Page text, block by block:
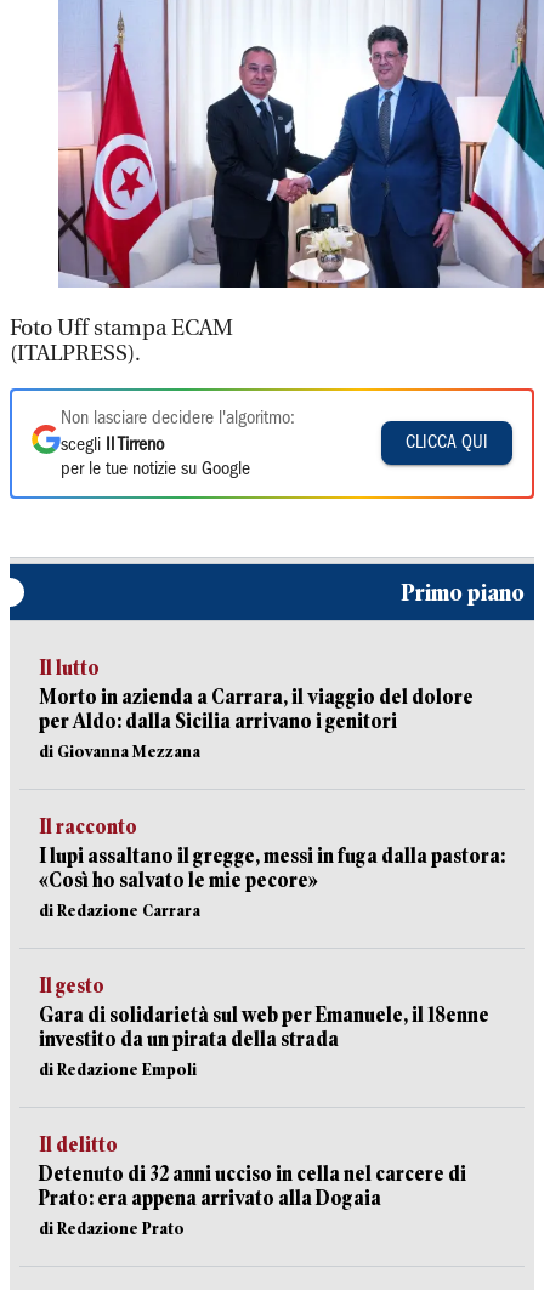
Foto Uff stampa ECAM
(ITALPRESS).
Non lasciare decidere l'algoritmo:
scegli
Il Tirreno
per le tue notizie su Google
CLICCA QUI
Primo piano
Il lutto
Morto in azienda a Carrara, il viaggio del dolore
per Aldo: dalla Sicilia arrivano i genitori
di Giovanna Mezzana
Il racconto
I lupi assaltano il gregge, messi in fuga dalla pastora:
«Così ho salvato le mie pecore»
di Redazione Carrara
Il gesto
Gara di solidarietà sul web per Emanuele, il 18enne
investito da un pirata della strada
di Redazione Empoli
Il delitto
Detenuto di 32 anni ucciso in cella nel carcere di
Prato: era appena arrivato alla Dogaia
di Redazione Prato